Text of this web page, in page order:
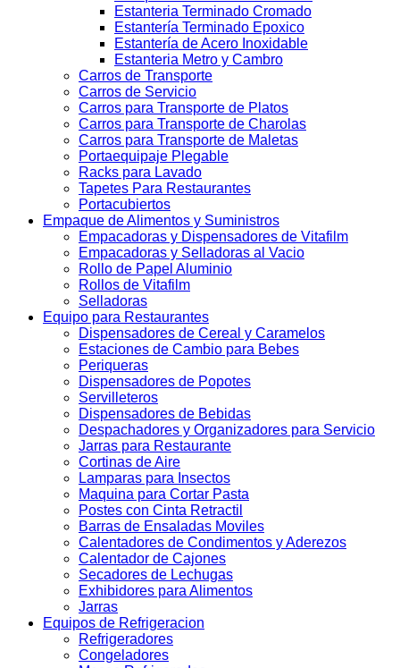
Estanteria Terminado Cromado
Estantería Terminado Epoxico
Estantería de Acero Inoxidable
Estanteria Metro y Cambro
Carros de Transporte
Carros de Servicio
Carros para Transporte de Platos
Carros para Transporte de Charolas
Carros para Transporte de Maletas
Portaequipaje Plegable
Racks para Lavado
Tapetes Para Restaurantes
Portacubiertos
Empaque de Alimentos y Suministros
Empacadoras y Dispensadores de Vitafilm
Empacadoras y Selladoras al Vacio
Rollo de Papel Aluminio
Rollos de Vitafilm
Selladoras
Equipo para Restaurantes
Dispensadores de Cereal y Caramelos
Estaciones de Cambio para Bebes
Periqueras
Dispensadores de Popotes
Servilleteros
Dispensadores de Bebidas
Despachadores y Organizadores para Servicio
Jarras para Restaurante
Cortinas de Aire
Lamparas para Insectos
Maquina para Cortar Pasta
Postes con Cinta Retractil
Barras de Ensaladas Moviles
Calentadores de Condimentos y Aderezos
Calentador de Cajones
Secadores de Lechugas
Exhibidores para Alimentos
Jarras
Equipos de Refrigeracion
Refrigeradores
Congeladores